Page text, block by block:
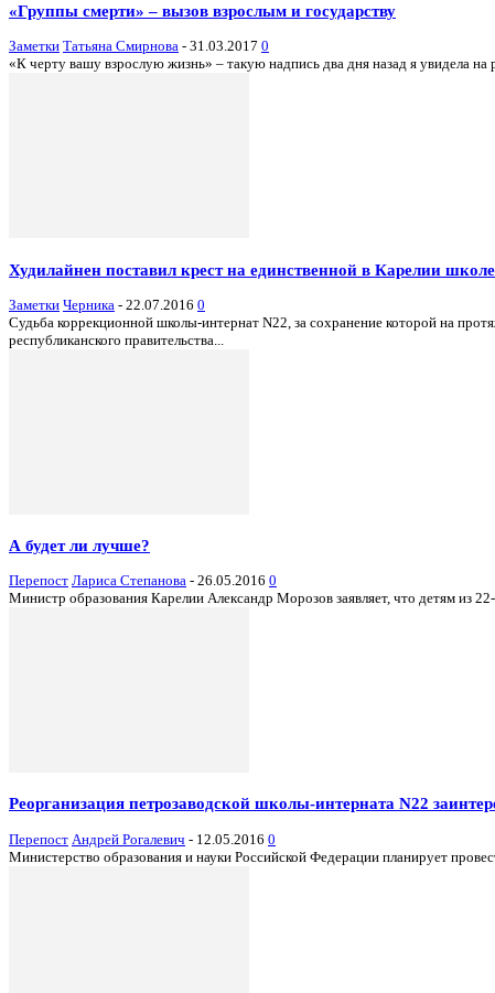
«Группы смерти» – вызов взрослым и государству
Заметки Татьяна Смирнова - 31.03.2017 0
«К черту вашу взрослую жизнь» – такую надпись два дня назад я увидела
Худилайнен поставил крест на единственной в Карелии
Заметки Черника - 22.07.2016 0
Судьба коррекционной школы-интернат N22, за сохранение которой на
республиканского правительства...
А будет ли лучше?
Перепост Лариса Степанова - 26.05.2016 0
Министр образования Карелии Александр Морозов заявляет, что детям из
Реорганизация петрозаводской школы-интерната N22
Перепост Андрей Рогалевич - 12.05.2016 0
Министерство образования и науки Российской Федерации планирует